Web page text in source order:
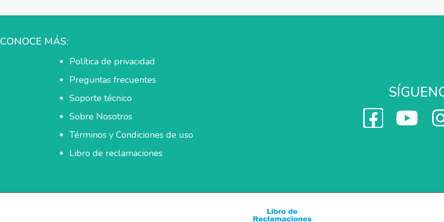
CONOCE MÁS:
Política de privacidad
Preguntas frecuentes
Soporte técnico
Sobre Nosotros
Términos y Condiciones de uso
Libro de reclamaciones